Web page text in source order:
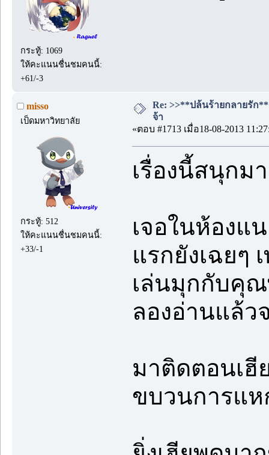
กระทู้: 1069
ให้คะแนนชื่นชมคนนี้:
+61/-3
misso
เป็ดมหาวิทยาลัย
กระทู้: 512
ให้คะแนนชื่นชมคนนี้:
+33/-1
Re: >>**ปล้นร้ายกลายรัก
จ้า
«ตอบ #1713 เมื่อ18-08-2013
เรื่องนี้สนุกม
เจอในห้องแ
แรกยังเฉยๆ
เล่นมุกกับคุณ
ลองอ่านแล้ว
มาติดตอนเฮี
ขบวนการแห